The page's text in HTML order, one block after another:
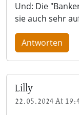
Und: Die
sie auch sehr
Antworten
Lilly
22.05.2024 At